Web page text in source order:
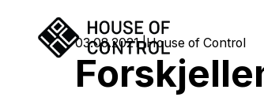
03.08.2021 House of Control